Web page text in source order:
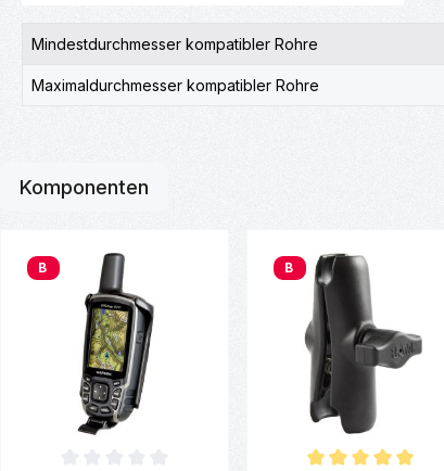
Mindestdurchmesser kompatibler Rohre
Maximaldurchmesser kompatibler Rohre
Komponenten
B B